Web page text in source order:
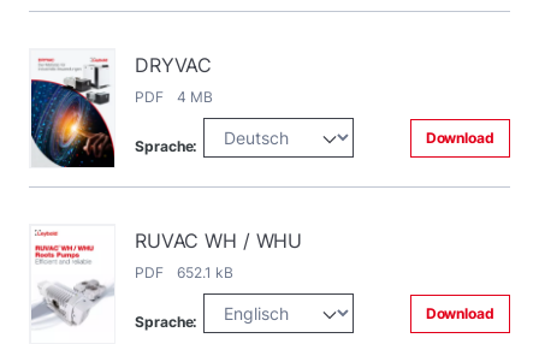
DRYVAC
PDF 4 MB
Sprache: Download
RUVAC WH / WHU
PDF 652.1 kB
Sprache: Download